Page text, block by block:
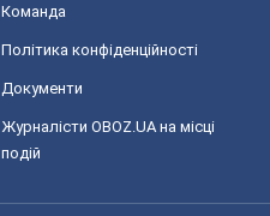
Команда
Політика конфіденційності
Документи
Журналісти OBOZ.UA на місці
подій